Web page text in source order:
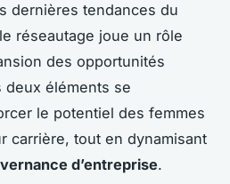
dernières tendances du
réseautage joue un rôle
des opportunités
éléments se
le potentiel des femmes
carrière, tout en dynamisant
d’entreprise.